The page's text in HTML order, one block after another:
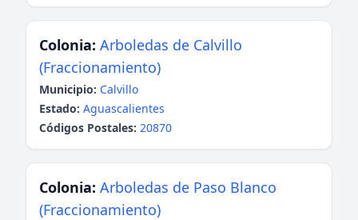
Colonia: Arboledas de Calvillo
(Fraccionamiento)
Municipio: Calvillo
Estado: Aguascalientes
Códigos Postales: 20870
Colonia: Arboledas de Paso Blanco
(Fraccionamiento)